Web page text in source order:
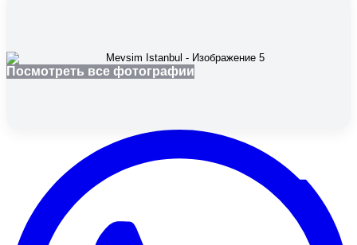
Посмотреть все фотографии